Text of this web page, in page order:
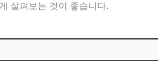
살펴보는 것이 좋습니다.